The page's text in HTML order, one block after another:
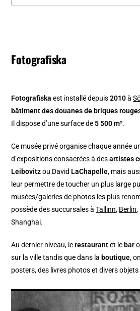
Fotografiska
Fotografiska est installé depuis2010à
bâtiment des douanes de briques
Il dispose d’une surface de 5 500 m².
Ce musée privé organise chaque année
d’expositions consacrées à desartistes
Leibovitzou David LaChapelle, mais
leur permettre de toucher un plus large
musées/galeries de photos les plus
possède des succursales àTallinn, Berlin,
Shanghai.
Au dernier niveau, lerestaurantet le bar
sur la ville tandis que dans la boutique,
posters, des livres photos et divers